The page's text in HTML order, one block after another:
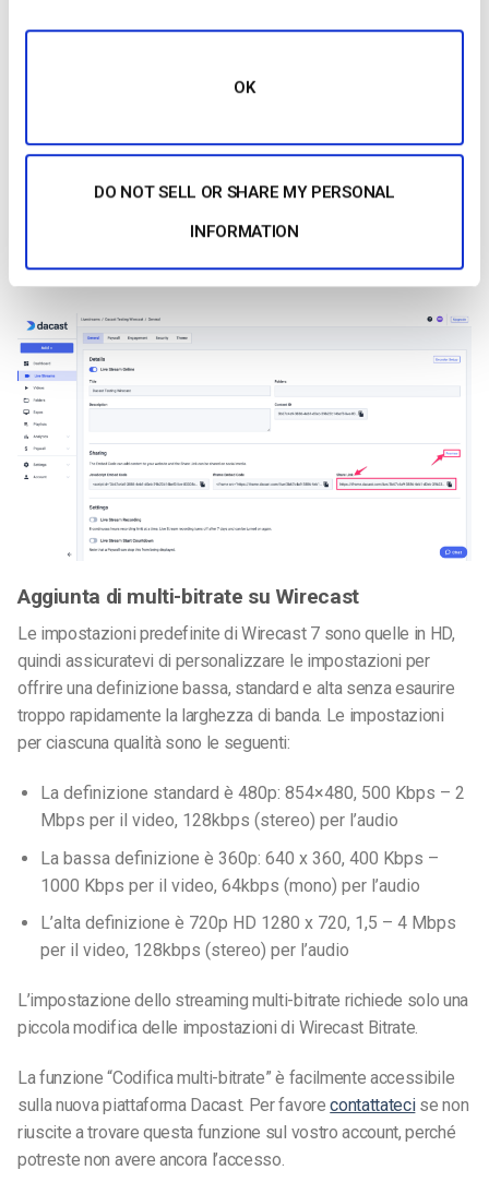
OK
DO NOT SELL OR SHARE MY PERSONAL
INFORMATION
Per visualizzare l’anteprima del vostro live stream, tornate al
vostro account Dacast nella scheda “Generale” del vostro
condivisione” e incollarlo in una nuova finestra del browser:
Aggiunta di multi-bitrate su Wirecast
Le impostazioni predefinite di Wirecast 7 sono quelle in HD,
quindi assicuratevi di personalizzare le impostazioni per
offrire una definizione bassa, standard e alta senza esaurire
troppo rapidamente la larghezza di banda. Le impostazioni
per ciascuna qualità sono le seguenti:
La definizione standard è 480p: 854×480, 500 Kbps – 2
Mbps per il video, 128kbps (stereo) per l’audio
La bassa definizione è 360p: 640 x 360, 400 Kbps –
1000 Kbps per il video, 64kbps (mono) per l’audio
L’alta definizione è 720p HD 1280 x 720, 1,5 – 4 Mbps
per il video, 128kbps (stereo) per l’audio
L’impostazione dello streaming multi-bitrate richiede solo una
piccola modifica delle impostazioni di Wirecast Bitrate.
La funzione “Codifica multi-bitrate” è facilmente accessibile
sulla nuova piattaforma Dacast. Per favorecontattatecise non
riuscite a trovare questa funzione sul vostro account, perché
potreste non avere ancora l’accesso.